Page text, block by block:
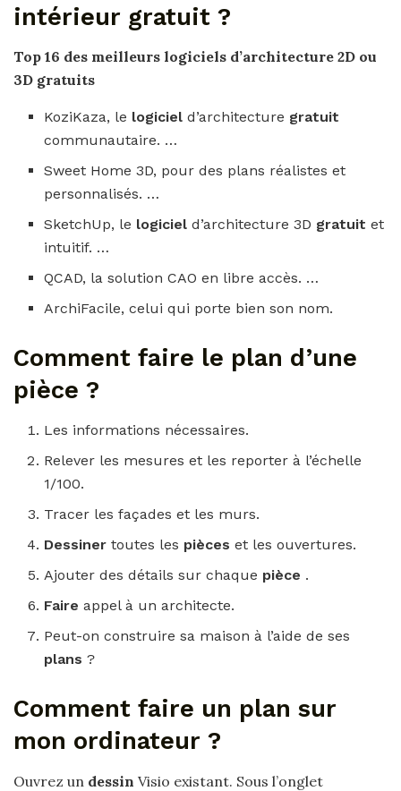
intérieur gratuit ?
Top 16 des meilleurs logiciels d’architecture 2D ou
3D gratuits
KoziKaza, le logicield’architecture gratuit
communautaire. …
Sweet Home 3D, pour des plans réalistes et
personnalisés. …
SketchUp, le logicield’architecture 3D gratuitet
intuitif. …
QCAD, la solution CAO en libre accès. …
ArchiFacile, celui qui porte bien son nom.
Comment faire le plan d’une
pièce ?
Les informations nécessaires.
Relever les mesures et les reporter à l’échelle
1/100.
Tracer les façades et les murs.
Dessinertoutes les pièceset les ouvertures.
Ajouter des détails sur chaque pièce .
Faireappel à un architecte.
Peut-on construire sa maison à l’aide de ses
plans?
Comment faire un plan sur
mon ordinateur ?
Ouvrez un dessin Visio existant. Sous l’onglet